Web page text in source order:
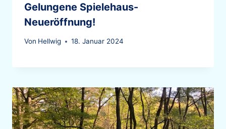
Gelungene Spielehaus-
Neueröffnung!
Von Hellwig 18. Januar 2024